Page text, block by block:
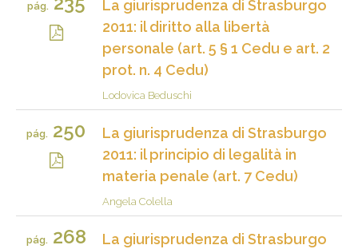
pág.
La giurisprudenza di Strasburgo
2011: il diritto alla libertà
personale (art. 5 § 1 Cedu e art. 2
prot. n. 4 Cedu)
Lodovica Beduschi
pág. 250
La giurisprudenza di Strasburgo
2011: il principio di legalità in
materia penale (art. 7 Cedu)
Angela Colella
pág. 268
La giurisprudenza di Strasburgo